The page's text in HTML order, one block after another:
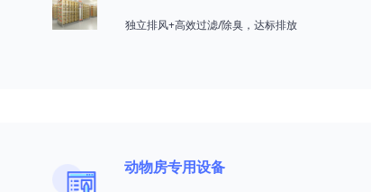
动物房专用设备
独立排风+高效过滤/除臭，达标排放